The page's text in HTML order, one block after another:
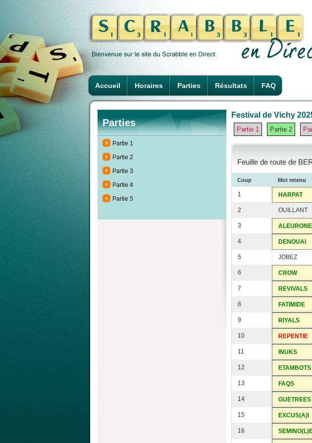
Accueil Horaires Parties Résultats FAQ
Parties
Partie 1
Partie 2
Partie 3
Partie 4
Partie 5
Festival de Vichy
Partie 1 Partie 2
Feuille de route de
Coup Mot retenu
1 HARPAT
2 OUILLANT
3 ALEURONE
4 DENOUAI
5 JOBEZ
6 CROW
7 REVIVALS
8 FATIMIDE
9 RIYALS
10 REPENTIE
11 INUKS
12 ETAMBOTS
13 FAQS
14 GUETREES
15 EXCUS(A)I
16